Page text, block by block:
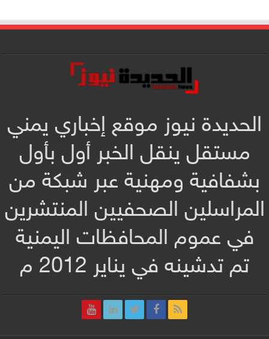
الحديدة نيوز موقع إخباري يمني
مستقل ينقل الخبر أول بأول
بشفافية ومهنية عبر شبكة من
المراسلين الصحفيين المنتشرين
في عموم المحافظات اليمنية
تم تدشينه في يناير 2012 م